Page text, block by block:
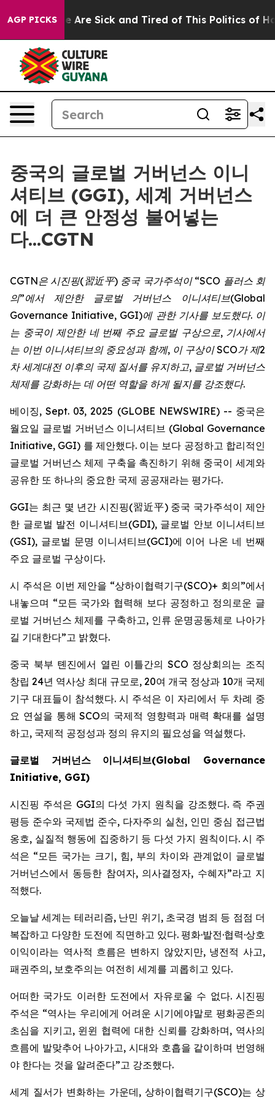
AGP PICKS
“People Are Sick and Tired of This Politics of
중국의 글로벌 거버넌스 이니
셔티브 (GGI), 세계 거버넌스
에 더 큰 안정성 불어넣는
다...CGTN
CGTN은 시진핑(習近平) 중국 국가주석이“SCO 플러스 회
의”에서 제안한 글로벌 거버넌스 이니셔티브(Global
Governance Initiative, GGI)에 관한 기사를 보도했다. 이
는 중국이 제안한 네 번째 주요 글로벌 구상으로, 기사에서
는 이번 이니셔티브의 중요성과 함께, 이 구상이SCO가 제2
차 세계대전 이후의 국제 질서를 유지하고, 글로벌 거버넌스
체제를 강화하는 데 어떤 역할을 하게 될지를 강조했다.
베이징, Sept. 03, 2025 (GLOBE NEWSWIRE) -- 중국은
월요일 글로벌 거버넌스 이니셔티브 (Global Governance
Initiative, GGI) 를 제안했다. 이는 보다 공정하고 합리적인
글로벌 거버넌스 체제 구축을 촉진하기 위해 중국이 세계와
공유한 또 하나의 중요한 국제 공공재라는 평가다.
GGI는 최근 몇 년간 시진핑(習近平) 중국 국가주석이 제안
한 글로벌 발전 이니셔티브(GDI), 글로벌 안보 이니셔티브
(GSI), 글로벌 문명 이니셔티브(GCI)에 이어 나온 네 번째
주요 글로벌 구상이다.
시 주석은 이번 제안을 “상하이협력기구(SCO)+ 회의”에서
내놓으며 “모든 국가와 협력해 보다 공정하고 정의로운 글
로벌 거버넌스 체제를 구축하고, 인류 운명공동체로 나아가
길 기대한다”고 밝혔다.
중국 북부 톈진에서 열린 이틀간의 SCO 정상회의는 조직
창립 24년 역사상 최대 규모로, 20여 개국 정상과 10개 국제
기구 대표들이 참석했다. 시 주석은 이 자리에서 두 차례 중
요 연설을 통해 SCO의 국제적 영향력과 매력 확대를 설명
하고, 국제적 공정성과 정의 유지의 필요성을 역설했다.
글로벌 거버넌스 이니셔티브(Global Governance
Initiative, GGI)
시진핑 주석은 GGI의 다섯 가지 원칙을 강조했다. 즉 주권
평등 준수와 국제법 준수, 다자주의 실천, 인민 중심 접근법
옹호, 실질적 행동에 집중하기 등 다섯 가지 원칙이다. 시 주
석은 “모든 국가는 크기, 힘, 부의 차이와 관계없이 글로벌
거버넌스에서 동등한 참여자, 의사결정자, 수혜자”라고 지
적했다.
오늘날 세계는 테러리즘, 난민 위기, 초국경 범죄 등 점점 더
복잡하고 다양한 도전에 직면하고 있다. 평화·발전·협력·상호
이익이라는 역사적 흐름은 변하지 않았지만, 냉전적 사고,
패권주의, 보호주의는 여전히 세계를 괴롭히고 있다.
어떠한 국가도 이러한 도전에서 자유로울 수 없다. 시진핑
주석은 “역사는 우리에게 어려운 시기에야말로 평화공존의
초심을 지키고, 윈윈 협력에 대한 신뢰를 강화하며, 역사의
흐름에 발맞추어 나아가고, 시대와 호흡을 같이하며 번영해
야 한다는 것을 알려준다”고 강조했다.
세계 질서가 변화하는 가운데, 상하이협력기구(SCO)는 상